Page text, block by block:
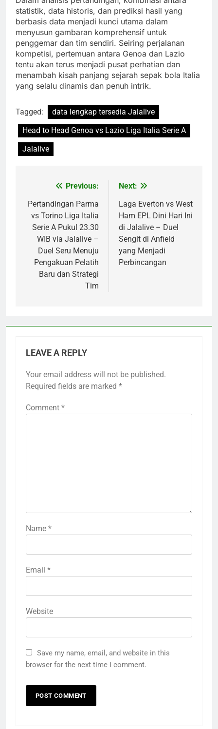
statistik, data historis, dan prediksi hasil yang
berbasis data menjadi kunci utama dalam
menyusun gambaran komprehensif untuk
penggemar dan tim sendiri. Seiring perjalanan
kompetisi, pertemuan antara Genoa dan Lazio
tentu akan terus menjadi pusat perhatian dan
menambah kisah panjang sejarah sepak bola Italia
yang selalu dinamis dan penuh intrik.
Tagged:
data lengkap tersedia Jalalive
Head to Head Genoa vs Lazio Liga Italia Serie A
Jalalive
navigation
Previous:
Pertandingan Parma
vs Torino Liga Italia
Serie A Pukul 23.30
WIB via Jalalive –
Duel Seru Menuju
Pengakuan Pelatih
Baru dan Strategi
Tim
Next:
Laga Everton vs West
Ham EPL Dini Hari Ini
di Jalalive – Duel
Sengit di Anfield
yang Menjadi
Perbincangan
LEAVE A REPLY
Your email address will not be published.
Required fields are marked *
Comment *
Name *
Email *
Website
Save my name, email, and website in this
browser for the next time I comment.